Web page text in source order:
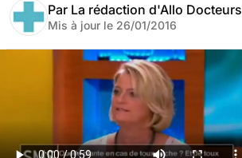
Par La rédaction d'Allo Docteurs
Mis à jour le 26/01/2016